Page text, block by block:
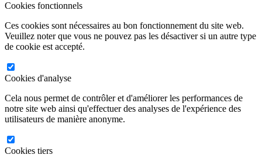
Cookies fonctionnels
Ces cookies sont nécessaires au bon fonctionnement du site web.
Veuillez noter que vous ne pouvez pas les désactiver si un autre type
de cookie est accepté.
Cookies d'analyse
Cela nous permet de contrôler et d'améliorer les performances de
notre site web ainsi qu'effectuer des analyses de l'expérience des
utilisateurs de manière anonyme.
Cookies tiers